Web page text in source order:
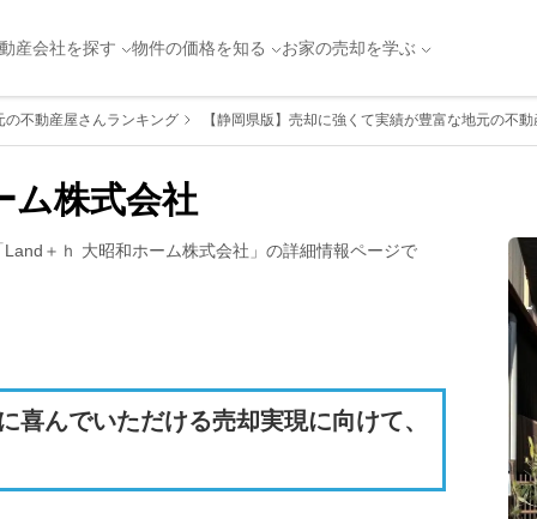
産会社を探す 物件の価格を知る お家の売却を学ぶ
不動産屋さんランキング 【静岡県版】売却に強くて実績が豊富な地元の不
ム株式会社
Land＋ｈ 大昭和ホーム株式会社 」の詳細情報ページで
喜んでいただける売却実現に向けて、